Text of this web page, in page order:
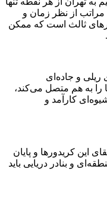
از نظر زمان و
ثالث است که ممکن
ریلی و جاده‌ای
را به هم متصل می‌کند،
کارآمد و
این کریدور‌ها و پایان
و بنادر دریایی باید